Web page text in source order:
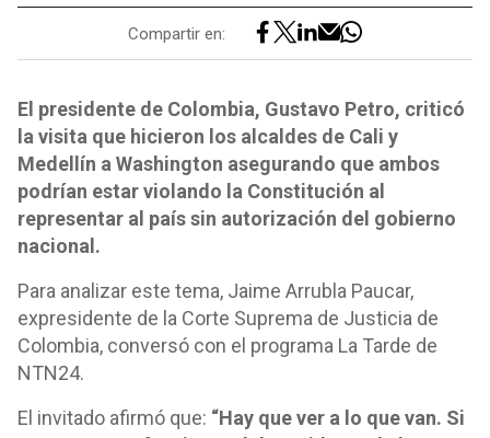
Compartir en:
El presidente de Colombia, Gustavo Petro, criticó
la visita que hicieron los alcaldes de Cali y
Medellín a Washington asegurando que ambos
podrían estar violando la Constitución al
representar al país sin autorización del gobierno
nacional.
Para analizar este tema, Jaime Arrubla Paucar,
expresidente de la Corte Suprema de Justicia de
Colombia, conversó con el programa La Tarde de
NTN24.
El invitado afirmó que: “Hay que ver a lo que van. Si